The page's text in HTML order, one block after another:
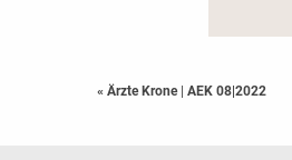
« Ärzte Krone | AEK 08|2022